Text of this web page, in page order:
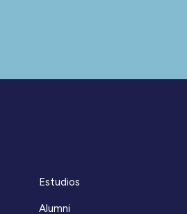
Estudios
Alumni